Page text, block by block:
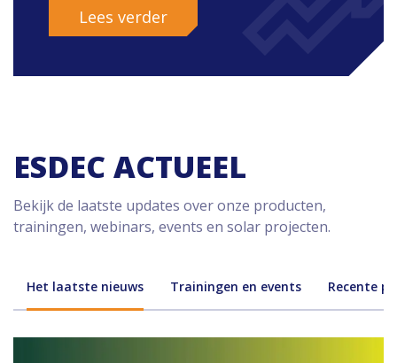
Lees verder
ESDEC ACTUEEL
Bekijk de laatste updates over onze producten,
trainingen, webinars, events en solar projecten.
Het laatste nieuws Trainingen en events Recente